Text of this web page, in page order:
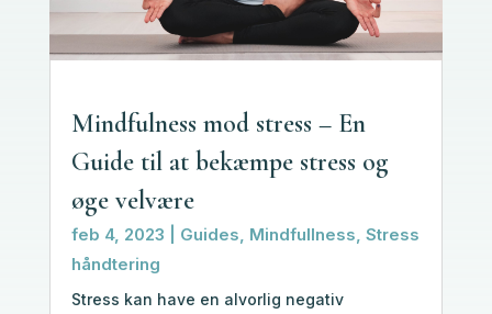
Mindfulness mod stress – En
Guide til at bekæmpe stress og
øge velvære
feb 4, 2023 Guides, Mindfullness, Stress
håndtering
Stress kan have en alvorlig negativ